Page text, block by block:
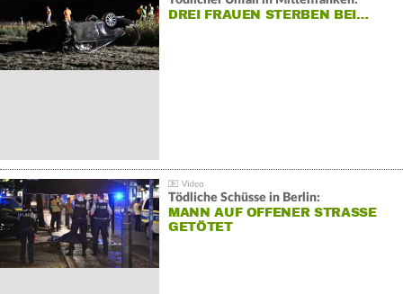
DREI FRAUEN STERBEN BEI…
Tödliche Schüsse in Berlin:
MANN AUF OFFENER STRASSE G
ETÖTET